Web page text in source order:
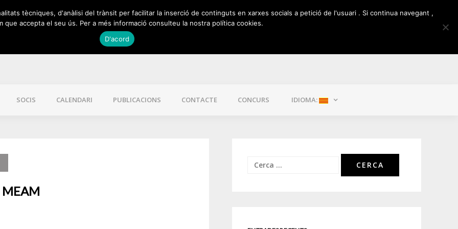
SOCIS CALENDARI PUBLICACIONS CONTACTE CONCURS IDIOMA:
Cerca:
tècniques, d'anàlisi del trànsit per facilitar la inserció de continguts en xarxes socials a petició de l'usuari . Si continua navegant ,
que accepta el seu ús. Per a més informació consulteu la nostra política cookies.
D'acord